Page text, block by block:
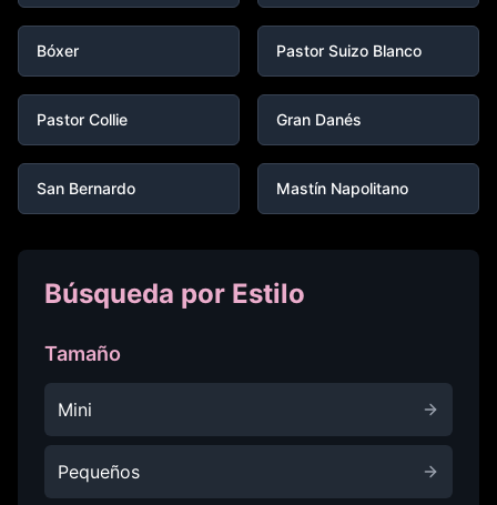
Bóxer Pastor Suizo Blanco
Pastor Collie Gran Danés
San Bernardo Mastín Napolitano
Búsqueda por Estilo
Tamaño
Mini
Pequeños